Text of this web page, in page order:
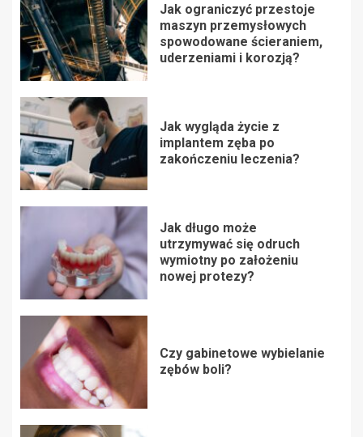
Jak ograniczyć przestoje
maszyn przemysłowych
spowodowane ścieraniem,
uderzeniami i korozją?
Jak wygląda życie z
implantem zęba po
zakończeniu leczenia?
Jak długo może
utrzymywać się odruch
wymiotny po założeniu
nowej protezy?
Czy gabinetowe wybielanie
zębów boli?